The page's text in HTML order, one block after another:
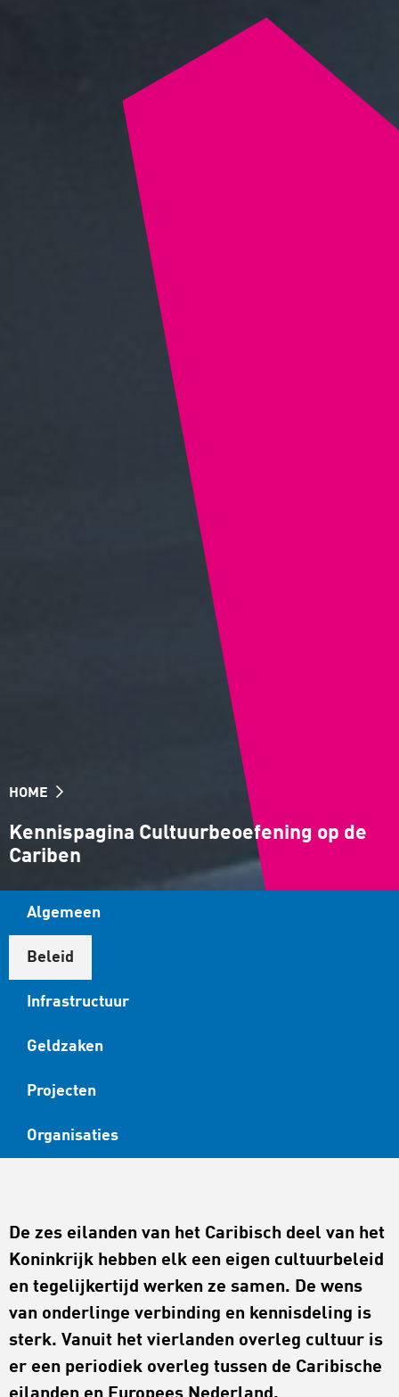
HOME
Kennispagina Cultuurbeoefening op de
Cariben
Algemeen
Beleid
Infrastructuur
Geldzaken
Projecten
Organisaties
De zes eilanden van het Caribisch deel van het
Koninkrijk hebben elk een eigen cultuurbeleid
en tegelijkertijd werken ze samen. De wens
van onderlinge verbinding en kennisdeling is
sterk. Vanuit het vierlanden overleg cultuur is
er een periodiek overleg tussen de Caribische